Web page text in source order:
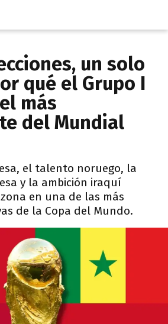
un solo
qué el Grupo I
más
del Mundial
el talento noruego, la
y la ambición iraquí
en una de las más
de la Copa del Mundo.